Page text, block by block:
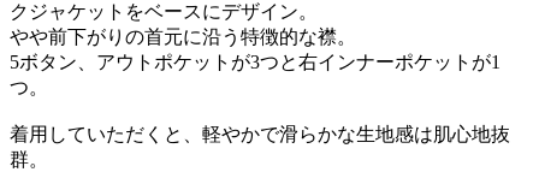
クジャケットをベースにデザイン。
やや前下がりの首元に沿う特徴的な襟。
5ボタン、アウトポケットが3つと右インナーポケットが1
つ。
着用していただくと、軽やかで滑らかな生地感は肌心地抜
群。